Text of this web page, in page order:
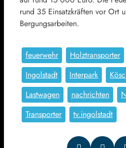
rund 35 Einsatzkräften vor Ort
Bergungsarbeiten.
feuerwehr Holztransporter
Ingolstadt
Interpark
Lastwagen
nachrichten
Transporter
tv.ingolstadt